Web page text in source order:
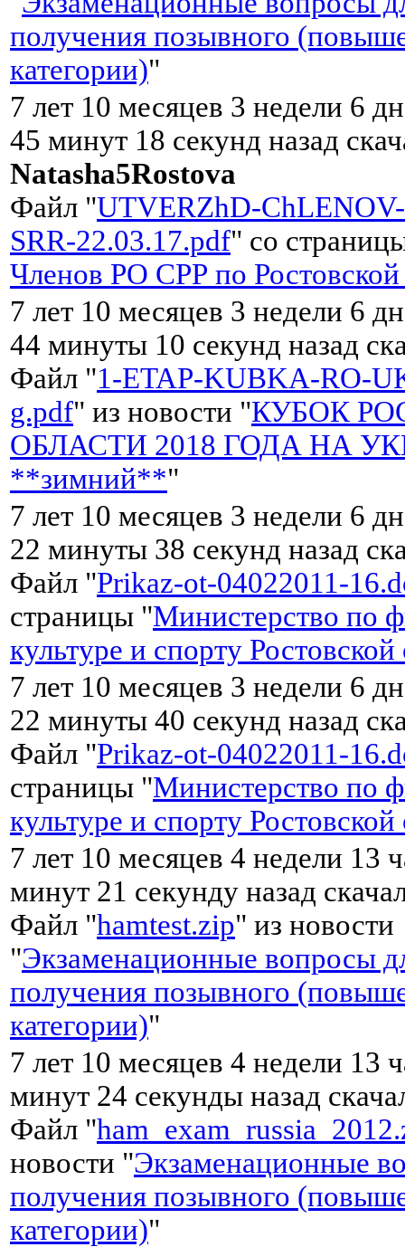
получения позывного
категории)"
7 лет 10 месяцев 3 недели 6
45 минут 18 секунд назад
Natasha5Rostova
Файл "UTVERZhD-
SRR-22.03.17.pdf" со
Членов РО CРР по Ростовской
7 лет 10 месяцев 3 недели 6
44 минуты 10 секунд назад
Файл "1-ETAP-KUBKA-RO-
g.pdf" из новости "КУБОК
ОБЛАСТИ 2018 ГОДА НА
**зимний**"
7 лет 10 месяцев 3 недели 6
22 минуты 38 секунд назад
Файл "Prikaz-ot-04022011-
страницы "Министерство по
культуре и спорту Ростовской
7 лет 10 месяцев 3 недели 6
22 минуты 40 секунд назад
Файл "Prikaz-ot-04022011-
страницы "Министерство по
культуре и спорту Ростовской
7 лет 10 месяцев 4 недели 13
минут 21 секунду назад
Файл "hamtest.zip" из новости
"Экзаменационные вопросы
получения позывного
категории)"
7 лет 10 месяцев 4 недели 13
минут 24 секунды назад
Файл "
новости "Экзаменационные
получения позывного
категории)"